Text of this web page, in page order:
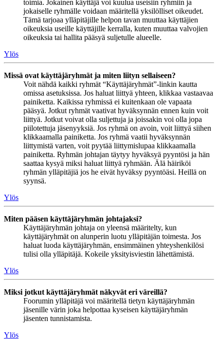
toimia. Jokainen käyttäjä voi kuulua useisiin ryhmiin ja
jokaiselle ryhmälle voidaan määritellä yksilölliset oikeudet.
Tämä tarjoaa ylläpitäjille helpon tavan muuttaa käyttäjien
oikeuksia useille käyttäjille kerralla, kuten muuttaa valvojien
oikeuksia tai hallita pääsyä suljetulle alueelle.
Ylös
Missä ovat käyttäjäryhmät ja miten liityn sellaiseen?
Voit nähdä kaikki ryhmät “Käyttäjäryhmät”-linkin kautta
omissa asetuksissa. Jos haluat liittyä yhteen, klikkaa vastaavaa
painiketta. Kaikissa ryhmissä ei kuitenkaan ole vapaata
pääsyä. Jotkut ryhmät vaativat hyväksynnän ennen kuin voit
liittyä. Jotkut voivat olla suljettuja ja joissakin voi olla jopa
piilotettuja jäsenyyksiä. Jos ryhmä on avoin, voit liittyä siihen
klikkaamalla painiketta. Jos ryhmä vaatii hyväksynnän
liittymistä varten, voit pyytää liittymislupaa klikkaamalla
painiketta. Ryhmän johtajan täytyy hyväksyä pyyntösi ja hän
saattaa kysyä miksi haluat liittyä ryhmään. Älä häiriköi
ryhmän ylläpitäjiä jos he eivät hyväksy pyyntöäsi. Heillä on
syynsä.
Ylös
Miten pääsen käyttäjäryhmän johtajaksi?
Käyttäjäryhmän johtaja on yleensä määritelty, kun
käyttäjäryhmät on alunperin luotu ylläpitäjän toimesta. Jos
haluat luoda käyttäjäryhmän, ensimmäinen yhteyshenkilösi
tulisi olla ylläpitäjä. Kokeile yksityisviestin lähettämistä.
Ylös
Miksi jotkut käyttäjäryhmät näkyvät eri väreillä?
Foorumin ylläpitäjä voi määritellä tietyn käyttäjäryhmän
jäsenille värin joka helpottaa kyseisen käyttäjäryhmän
jäsenten tunnistamista.
Ylös